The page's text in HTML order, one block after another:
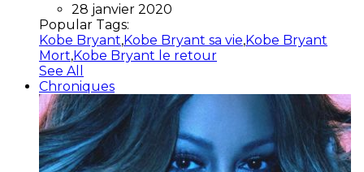
28 janvier 2020
Popular Tags:
Kobe Bryant,Kobe Bryant sa vie,Kobe Bryant
Mort,Kobe Bryant le retour
See All
Chroniques